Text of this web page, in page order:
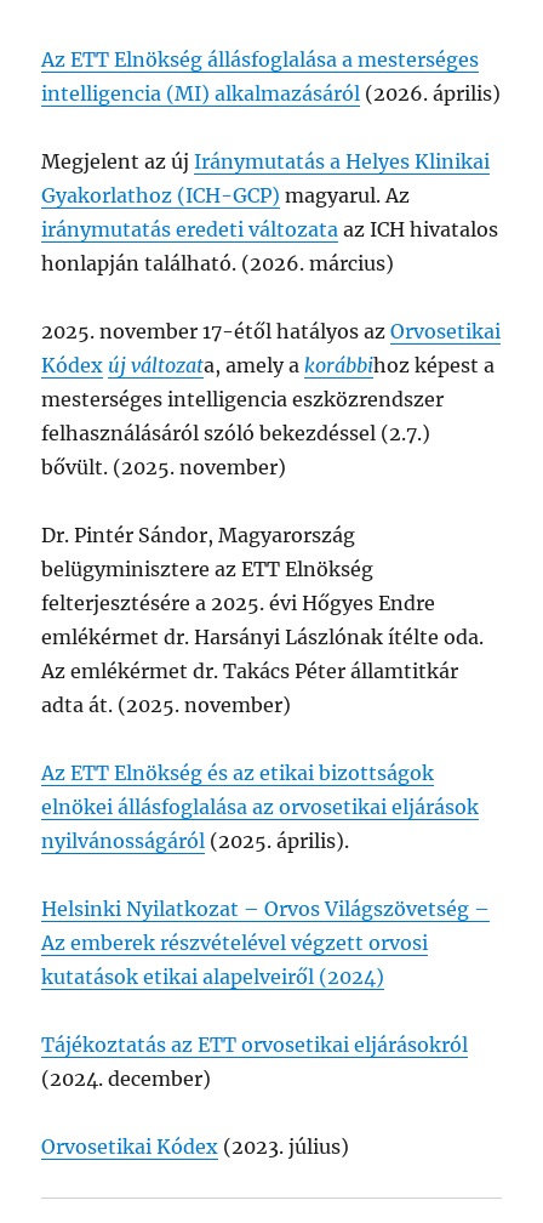
Az ETT Elnökség állásfoglalása a mesterséges
intelligencia (MI) alkalmazásáról (2026. április)
Megjelent az újIránymutatás a Helyes Klinikai
Gyakorlathoz (ICH-GCP) magyarul. Az
iránymutatás eredeti változata az ICH hivatalos
honlapján található. (2026. március)
2025. november 17-étől hatályos azOrvosetikai
Kódex új változata, amely a korábbihoz képest a
mesterséges intelligencia eszközrendszer
felhasználásáról szóló bekezdéssel (2.7.)
bővült. (2025. november)
Dr. Pintér Sándor, Magyarország
belügyminisztere az ETT Elnökség
felterjesztésére a 2025. évi Hőgyes Endre
emlékérmet dr. Harsányi Lászlónak ítélte oda.
Az emlékérmet dr. Takács Péter államtitkár
adta át. (2025. november)
Az ETT Elnökség és az etikai bizottságok
elnökei állásfoglalása az orvosetikai eljárások
nyilvánosságáról (2025. április).
Helsinki Nyilatkozat – Orvos Világszövetség –
Az emberek részvételével végzett orvosi
kutatások etikai alapelveiről (2024)
Tájékoztatás az ETT orvosetikai eljárásokról
(2024. december)
Orvosetikai Kódex (2023. július)